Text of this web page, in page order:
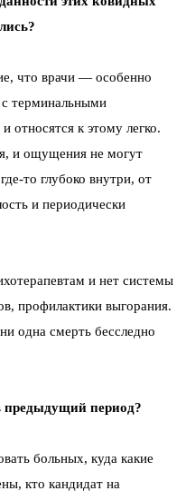
что врачи — особенно
терминальными
к этому легко.
и ощущения не могут
то глубоко внутри, от
и периодически
и нет системы
профилактики выгорания.
одна смерть бесследно
предыдущий период?
больных, куда какие
кто кандидат на